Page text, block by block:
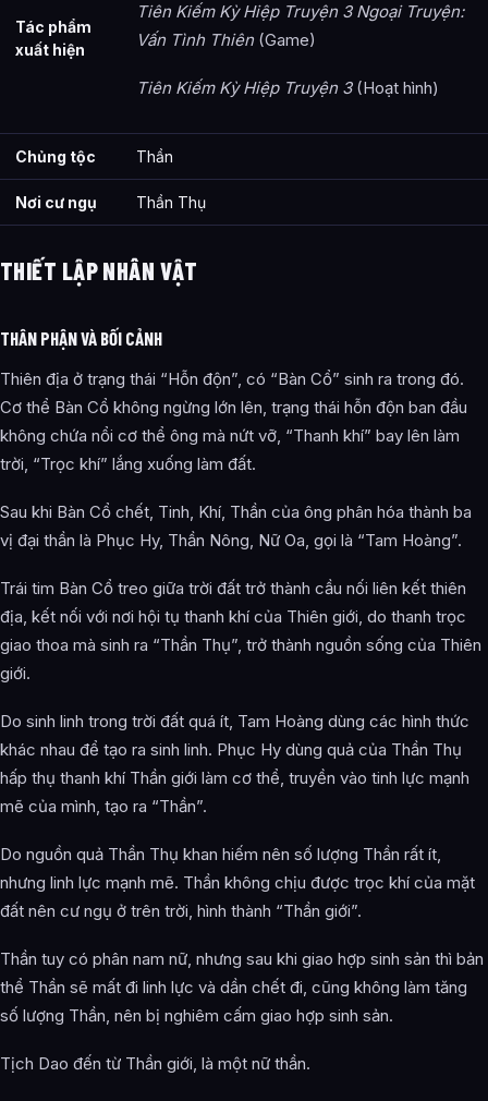
Tác phẩm
xuất hiện
Tiên Kiếm Kỳ Hiệp Truyện 3 Ngoại Truyện:
Vấn Tình Thiên (Game)
Tiên Kiếm Kỳ Hiệp Truyện 3(Hoạt hình)
Chủng tộc Thần
Nơi cư ngụ Thần Thụ
THIẾT LẬP NHÂN VẬT
THÂN PHẬN VÀ BỐI CẢNH
Thiên địa ở trạng thái “Hỗn độn”, có “Bàn Cổ” sinh ra trong đó.
Cơ thể Bàn Cổ không ngừng lớn lên, trạng thái hỗn độn ban đầu
không chứa nổi cơ thể ông mà nứt vỡ, “Thanh khí” bay lên làm
trời, “Trọc khí” lắng xuống làm đất.
Sau khi Bàn Cổ chết, Tinh, Khí, Thần của ông phân hóa thành ba
vị đại thần là Phục Hy, Thần Nông, Nữ Oa, gọi là “Tam Hoàng”.
Trái tim Bàn Cổ treo giữa trời đất trở thành cầu nối liên kết thiên
địa, kết nối với nơi hội tụ thanh khí của Thiên giới, do thanh trọc
giao thoa mà sinh ra “Thần Thụ”, trở thành nguồn sống của Thiên
giới.
Do sinh linh trong trời đất quá ít, Tam Hoàng dùng các hình thức
khác nhau để tạo ra sinh linh. Phục Hy dùng quả của Thần Thụ
hấp thụ thanh khí Thần giới làm cơ thể, truyền vào tinh lực mạnh
mẽ của mình, tạo ra “Thần”.
Do nguồn quả Thần Thụ khan hiếm nên số lượng Thần rất ít,
nhưng linh lực mạnh mẽ. Thần không chịu được trọc khí của mặt
đất nên cư ngụ ở trên trời, hình thành “Thần giới”.
Thần tuy có phân nam nữ, nhưng sau khi giao hợp sinh sản thì bản
thể Thần sẽ mất đi linh lực và dần chết đi, cũng không làm tăng
số lượng Thần, nên bị nghiêm cấm giao hợp sinh sản.
Tịch Dao đến từ Thần giới, là một nữ thần.